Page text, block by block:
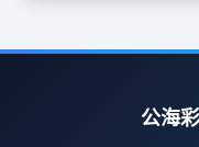
公海